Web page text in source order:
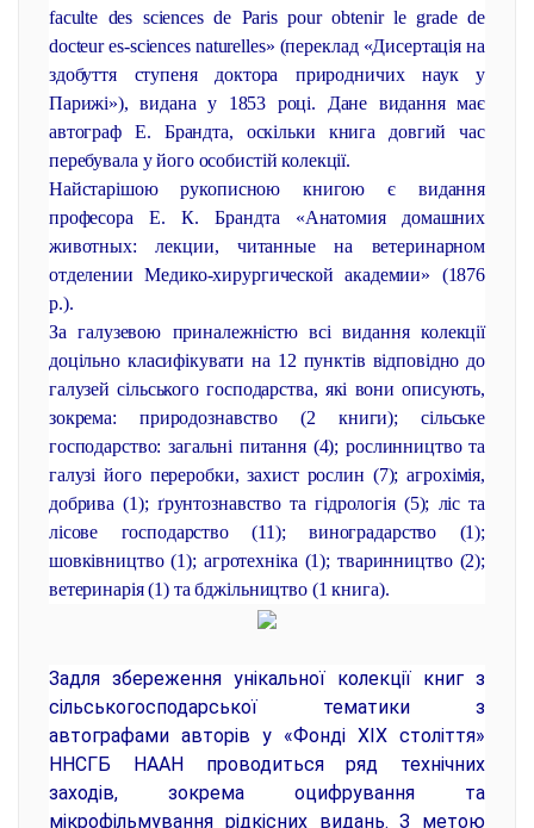
faculte des sciences de Paris pour obtenir le grade de
docteur es-sciences naturelles» (переклад «Дисертація на
здобуття ступеня доктора природничих наук у
Парижі»), видана у 1853 році. Дане видання має
автограф Е. Брандта, оскільки книга довгий час
перебувала у його особистій колекції.
Найстарішою рукописною книгою є видання
професора Е. К. Брандта «Анатомия домашних
животных: лекции, читанные на ветеринарном
отделении Медико-хирургической академии» (1876
р.).
За галузевою приналежністю всі видання колекції
доцільно класифікувати на 12 пунктів відповідно до
галузей сільського господарства, які вони описують,
зокрема: природознавство (2 книги); сільське
господарство: загальні питання (4); рослинництво та
галузі його переробки, захист рослин (7); агрохімія,
добрива (1); ґрунтознавство та гідрологія (5); ліс та
лісове господарство (11); виноградарство (1);
шовківництво (1); агротехніка (1); тваринництво (2);
ветеринарія (1) та бджільництво (1 книга).
Задля збереження унікальної колекції книг з
сільськогосподарської тематики з
автографами авторів у «Фонді ХІХ століття»
ННСГБ НААН проводиться ряд технічних
заходів, зокрема оцифрування та
мікрофільмування рідкісних видань. З метою